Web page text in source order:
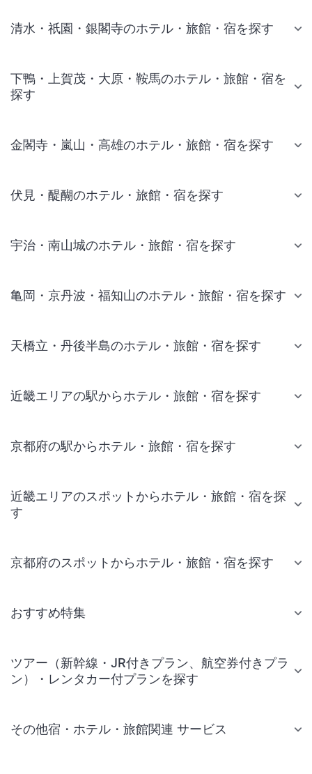
清水・祇園・銀閣寺のホテル・旅館・宿を探す
下鴨・上賀茂・大原・鞍馬のホテル・旅館・宿を
探す
金閣寺・嵐山・高雄のホテル・旅館・宿を探す
伏見・醍醐のホテル・旅館・宿を探す
宇治・南山城のホテル・旅館・宿を探す
亀岡・京丹波・福知山のホテル・旅館・宿を探す
天橋立・丹後半島のホテル・旅館・宿を探す
近畿エリアの駅からホテル・旅館・宿を探す
京都府の駅からホテル・旅館・宿を探す
近畿エリアのスポットからホテル・旅館・宿を探
す
京都府のスポットからホテル・旅館・宿を探す
おすすめ特集
ツアー（新幹線・JR付きプラン、航空券付きプラ
ン）・レンタカー付プランを探す
その他宿・ホテル・旅館関連 サービス